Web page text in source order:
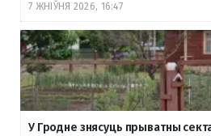
7 ЖНІЎНЯ 2026, 16:47
У Гродне знясуць прыватны